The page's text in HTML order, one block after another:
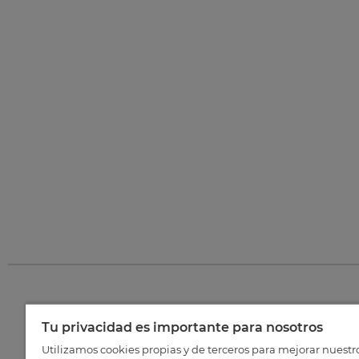
Tu privacidad es importante para nosotros
Utilizamos cookies propias y de terceros para mejorar